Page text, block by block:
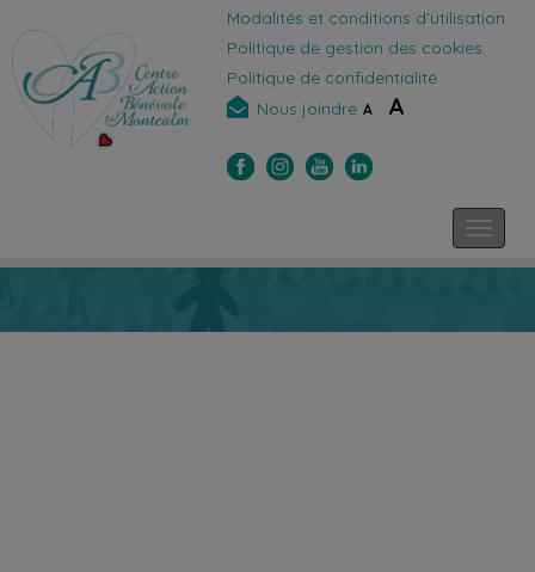
Modalités et conditions d’utilisation
Politique de gestion des cookies
Politique de confidentialité
Nous joindre A A